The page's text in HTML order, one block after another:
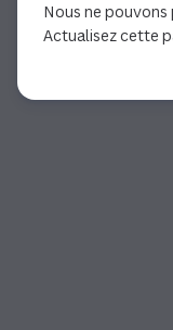
Nous ne
Actualisez cette